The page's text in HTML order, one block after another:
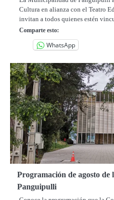
Cultura en alianza con el Teatro
invitan a todos quienes estén
Comparte esto:
WhatsApp
Programación de agosto
Panguipulli